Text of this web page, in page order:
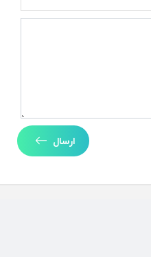
ارسال